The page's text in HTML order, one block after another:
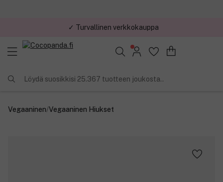
✓ Turvallinen verkkokauppa
Löydä suosikkisi 25.367 tuotteen joukosta..
Vegaaninen/Vegaaninen Hiukset